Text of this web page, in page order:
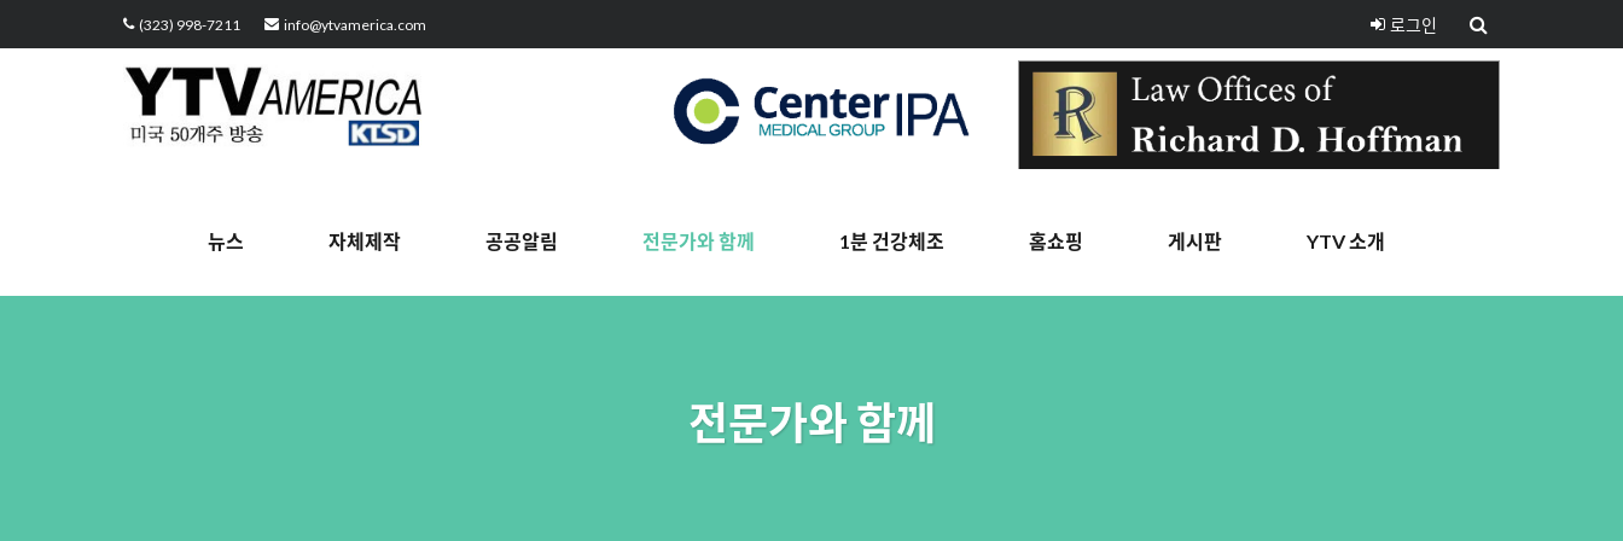
(323) 998-7211 info@ytvamerica.com 로그인
뉴스 자체제작 공공알림 전문가와 함께 1분 건강체조 홈쇼핑 게시판 YTV 소개
전문가와 함께